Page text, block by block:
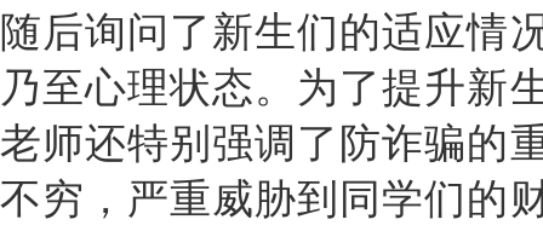
随后询问了新生们的适应情
乃至心理状态。为了提升新
老师还特别强调了防诈骗的
不穷，严重威胁到同学们的